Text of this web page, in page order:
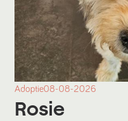
Adoptie08-08-2026
Rosie